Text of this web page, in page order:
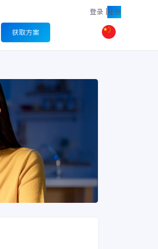
登录 注册
获取方案